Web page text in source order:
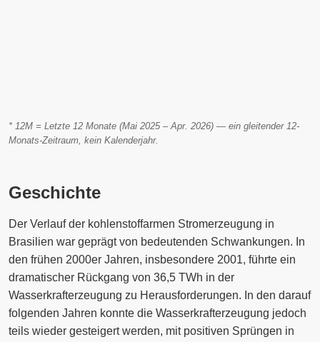
* 12M = Letzte 12 Monate (Mai 2025 – Apr. 2026) — ein gleitender 12-
Monats-Zeitraum, kein Kalenderjahr.
Geschichte
Der Verlauf der kohlenstoffarmen Stromerzeugung in
Brasilien war geprägt von bedeutenden Schwankungen. In
den frühen 2000er Jahren, insbesondere 2001, führte ein
dramatischer Rückgang von 36,5 TWh in der
Wasserkrafterzeugung zu Herausforderungen. In den darauf
folgenden Jahren konnte die Wasserkrafterzeugung jedoch
teils wieder gesteigert werden, mit positiven Sprüngen in